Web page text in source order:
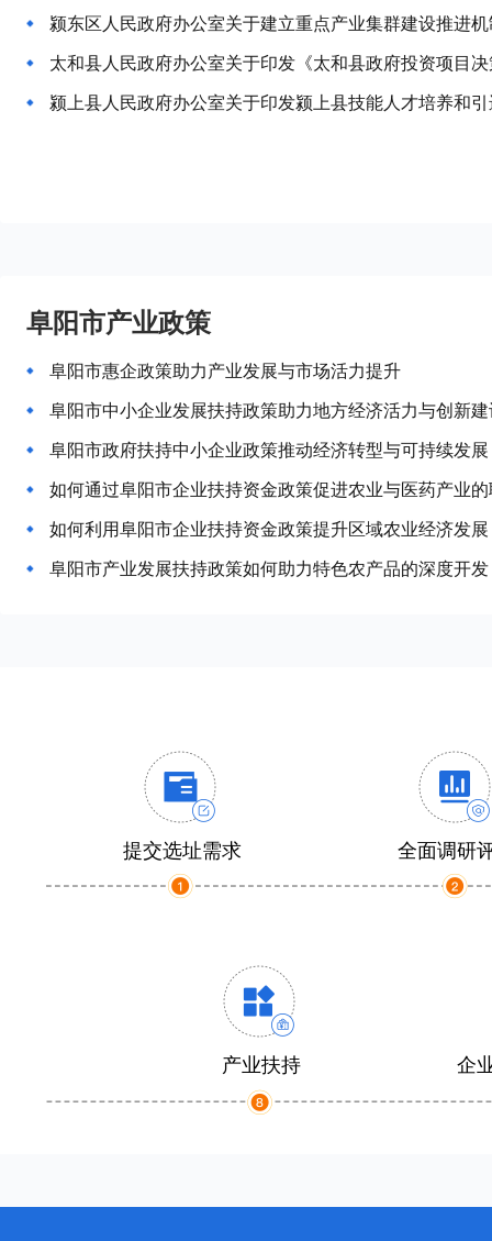
颍东区人民政府办公室关于建立重点产业集群建设推进
太和县人民政府办公室关于印发《太和县政府投资项目
颍上县人民政府办公室关于印发颍上县技能人才培养和
阜阳市产业政策
阜阳市惠企政策助力产业发展与市场活力提升
阜阳市中小企业发展扶持政策助力地方经济活力与创新
阜阳市政府扶持中小企业政策推动经济转型与可持续发展
如何通过阜阳市企业扶持资金政策促进农业与医药产业
如何利用阜阳市企业扶持资金政策提升区域农业经济发
阜阳市产业发展扶持政策如何助力特色农产品的深度开
提交选址需求 全面调研
产业扶持 企